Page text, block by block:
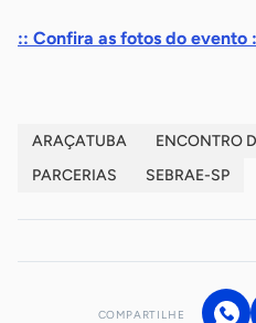
:: Confira as fotos do evento
ARAÇATUBA
ENCONTRO
PARCERIAS
SEBRAE-SP
COMPARTILHE